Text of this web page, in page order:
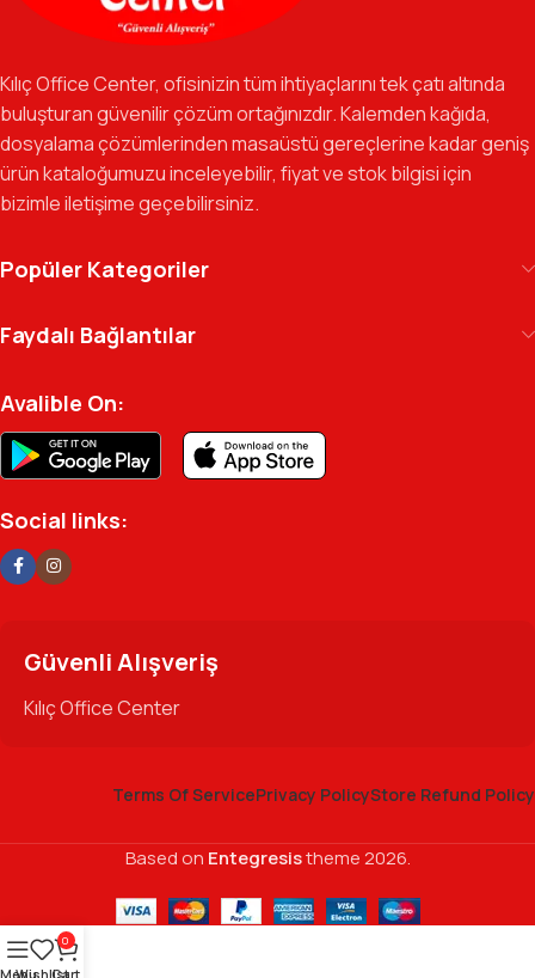
Özverili Takım Ruhu:İşini tutkuyla yapan, güler yüzlü ve çözüm
güvenilir bir yol arkadaşı olmayı hedefliyoruz.
Gelecek Vizyonu:Kurumsal kimliğimizi yeni iş birlikleri ve global
markalarla güçlendirerek, Türkiye genelinde müşteri ağımızı her
geçen gün büyütmeye devam ediyoruz.
Kılıç Office Center
arşivinizdeki dosyaya kadar her detayda yanınızda.
Ofisinizin enerjisini ve verimliliğini artırmak için
profesyonel kadromuzla hizmetinizdeyiz.
Kılıç Office Center, ofisinizin tüm ihtiyaçlarını tek çatı altında
buluşturan güvenilir çözüm ortağınızdır. Kalemden kağıda,
dosyalama çözümlerinden masaüstü gereçlerine kadar geniş
ürün kataloğumuzu inceleyebilir, fiyat ve stok bilgisi için
bizimle iletişime geçebilirsiniz.
Popüler Kategoriler
Faydalı Bağlantılar
Avalible On:
Social links:
Güvenli Alışveriş
Kılıç Office Center
Terms Of ServicePrivacy PolicyStore Refund Policy
Based on Entegresistheme2026.
Menu
Wishlist
0
Cart